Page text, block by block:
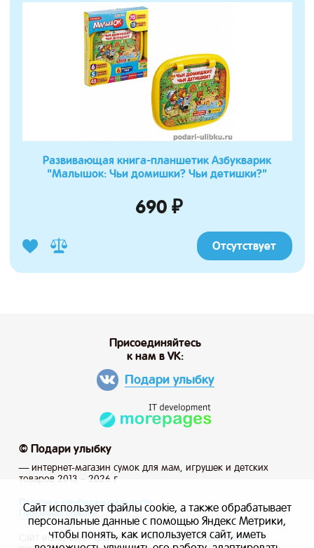
Развивающая книга-планшетик Азбукварик
"Малышок: Чьи домишки? Чьи детишки?"
690 ₽
Отсутствует
© Подари улыбку
— интернет-магазин сумок для мам, игрушек и детских
товаров 2013 – 2026 г.
Присоединяйтесь
к нам в VK:
Подари улыбку
Политика конфиденциальности
Публичная оферта
Сайт использует файлы cookie, а также обрабатывает
Сайт использует файлы cookie, а также обрабатывает
персональные данные с помощью Яндекс Метрики,
чтобы понять, как используется сайт, иметь